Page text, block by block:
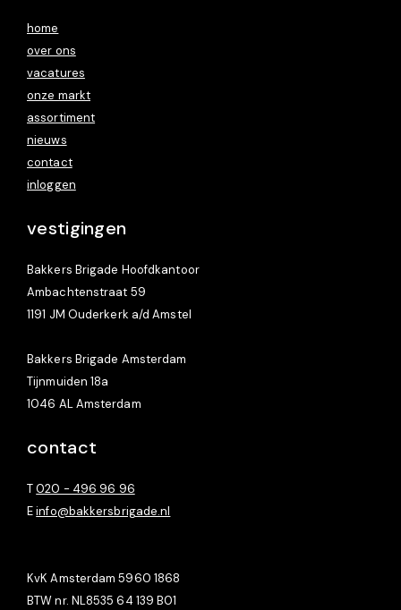
home
over ons
vacatures
onze markt
assortiment
nieuws
contact
inloggen
vestigingen
Bakkers Brigade Hoofdkantoor
Ambachtenstraat 59
1191 JM Ouderkerk a/d Amstel
Bakkers Brigade Amsterdam
Tijnmuiden 18a
1046 AL Amsterdam
contact
T020 - 496 96 96
Einfo@bakkersbrigade.nl
KvK Amsterdam 5960 1868
BTW nr. NL8535 64 139 B01